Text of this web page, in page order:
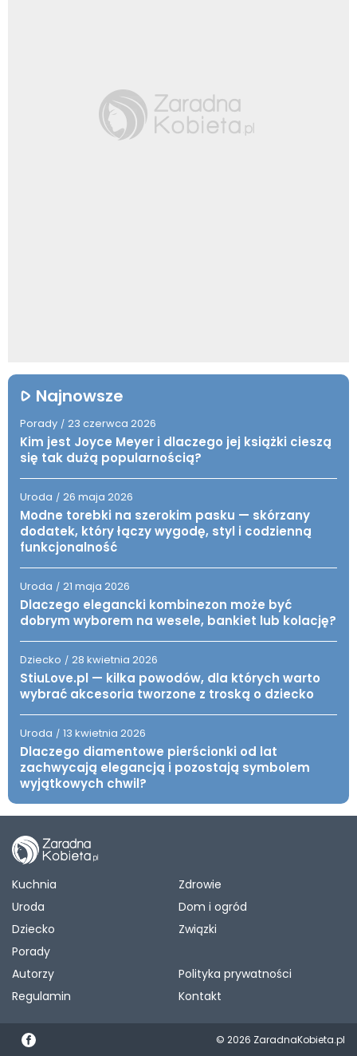
Najnowsze
Porady / 23 czerwca 2026
Kim jest Joyce Meyer i dlaczego jej książki cieszą
się tak dużą popularnością?
Uroda / 26 maja 2026
Modne torebki na szerokim pasku — skórzany
dodatek, który łączy wygodę, styl i codzienną
funkcjonalność
Uroda / 21 maja 2026
Dlaczego elegancki kombinezon może być
dobrym wyborem na wesele, bankiet lub kolację?
Dziecko / 28 kwietnia 2026
StiuLove.pl — kilka powodów, dla których warto
wybrać akcesoria tworzone z troską o dziecko
Uroda / 13 kwietnia 2026
Dlaczego diamentowe pierścionki od lat
zachwycają elegancją i pozostają symbolem
wyjątkowych chwil?
Kuchnia
Zdrowie
Uroda
Dom i ogród
Dziecko
Związki
Porady
Autorzy
Polityka prywatności
Regulamin
Kontakt
© 2026 ZaradnaKobieta.pl